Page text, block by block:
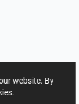
website. By